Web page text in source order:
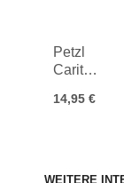
Petzl
Caritool
Tool
14,95 €
WEITERE